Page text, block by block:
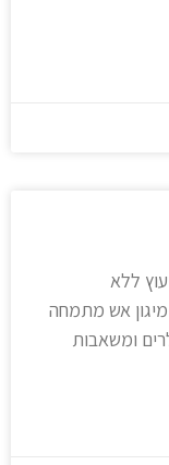
ללא
מיגון אש מתמחה
ומשאבות